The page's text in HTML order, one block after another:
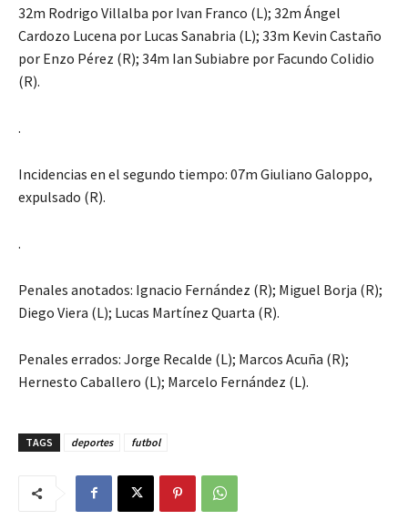
32m Rodrigo Villalba por Ivan Franco (L); 32m Ángel
Cardozo Lucena por Lucas Sanabria (L); 33m Kevin Castaño
por Enzo Pérez (R); 34m Ian Subiabre por Facundo Colidio
(R).
.
Incidencias en el segundo tiempo: 07m Giuliano Galoppo,
expulsado (R).
.
Penales anotados: Ignacio Fernández (R); Miguel Borja (R);
Diego Viera (L); Lucas Martínez Quarta (R).
Penales errados: Jorge Recalde (L); Marcos Acuña (R);
Hernesto Caballero (L); Marcelo Fernández (L).
TAGS deportes futbol